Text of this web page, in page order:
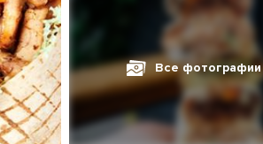
Все фотографии